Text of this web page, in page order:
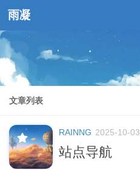
跳至内容
雨凝
文章列表
RAINNG 2025-10-03
站点导航